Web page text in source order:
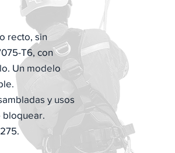
recto, sin
T6, con
Un modelo
y usos
bloquear.